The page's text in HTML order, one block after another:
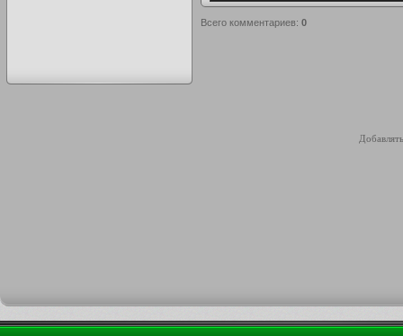
Всего комментариев: 0